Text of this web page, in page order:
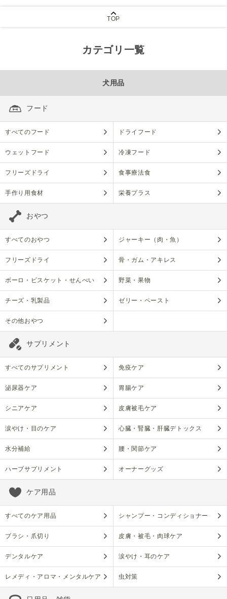
TOP
カテゴリ一覧
犬用品
フード
すべてのフード ドライフード
ウェットフード 冷凍フード
フリーズドライ 食事療法食
手作り用食材 栄養プラス
おやつ
すべてのおやつ ジャーキー（肉・魚）
フリーズドライ 骨・ガム・アキレス
ボーロ・ビスケット・せんべい 野菜・果物
チーズ・乳製品 ゼリー・ペースト
その他おやつ
サプリメント
すべてのサプリメント 免疫ケア
泌尿器ケア 胃腸ケア
シニアケア 皮膚被毛ケア
涙やけ・目のケア 心臓・腎臓・肝臓デトックス
水分補給 腰・関節ケア
ハーブサプリメント オーナーグッズ
ケア用品
すべてのケア用品 シャンプー・コンディショナー
ブラシ・爪切り 皮膚・被毛・肉球ケア
デンタルケア 涙やけ・耳のケア
レメディ・アロマ・メンタルケア 虫対策